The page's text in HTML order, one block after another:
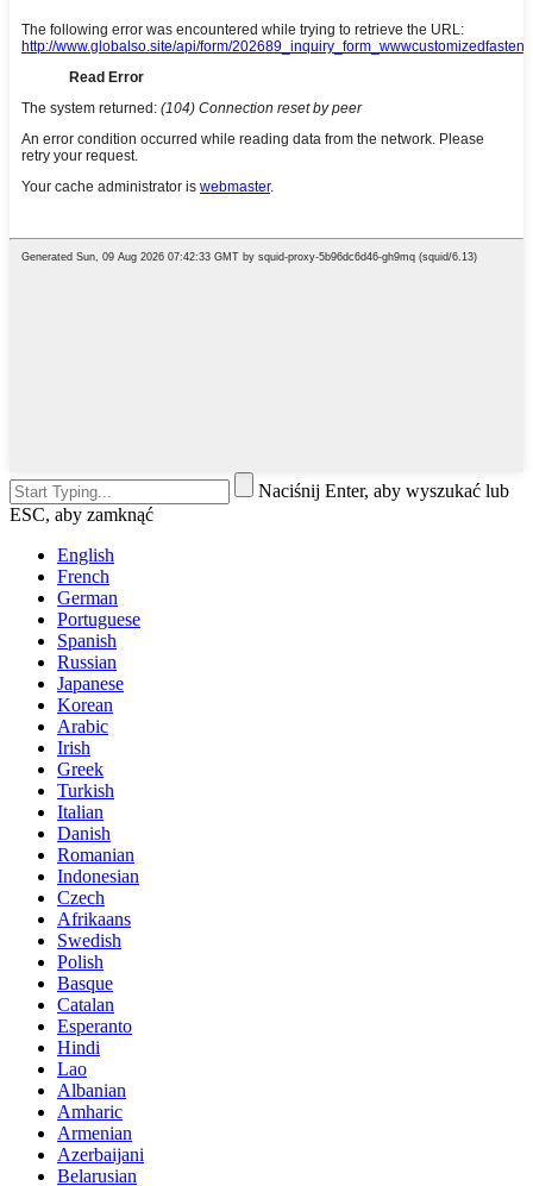
Naciśnij Enter, aby wyszukać lub
ESC, aby zamknąć
English
French
German
Portuguese
Spanish
Russian
Japanese
Korean
Arabic
Irish
Greek
Turkish
Italian
Danish
Romanian
Indonesian
Czech
Afrikaans
Swedish
Polish
Basque
Catalan
Esperanto
Hindi
Lao
Albanian
Amharic
Armenian
Azerbaijani
Belarusian